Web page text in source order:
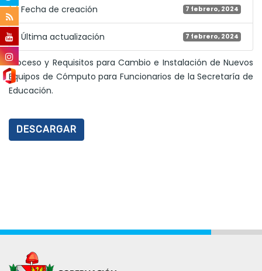
Fecha de creación 7 febrero, 2024
Última actualización 7 febrero, 2024
Proceso y Requisitos para Cambio e Instalación de Nuevos
Equipos de Cómputo para Funcionarios de la Secretaría de
Educación.
DESCARGAR